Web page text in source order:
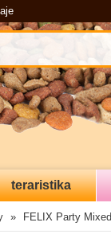
teraristika
FELIX Party